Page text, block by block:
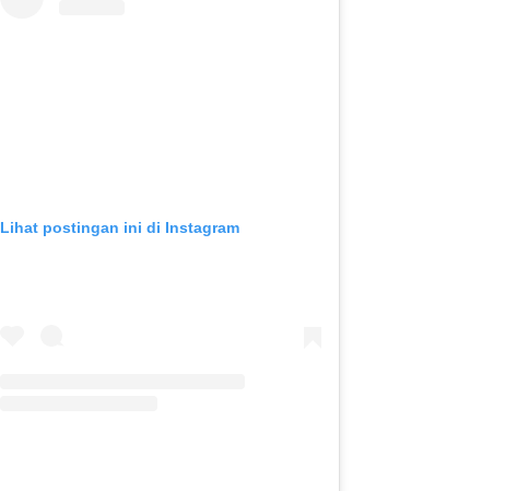
Lihat postingan ini di Instagram